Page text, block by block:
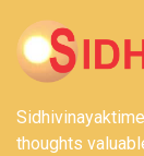
thoughts